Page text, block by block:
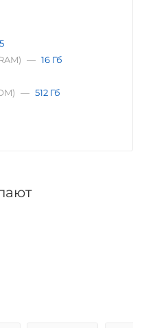
— 16 Гб
— 512 Гб